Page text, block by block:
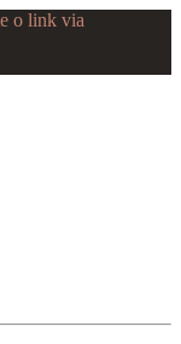
o link via